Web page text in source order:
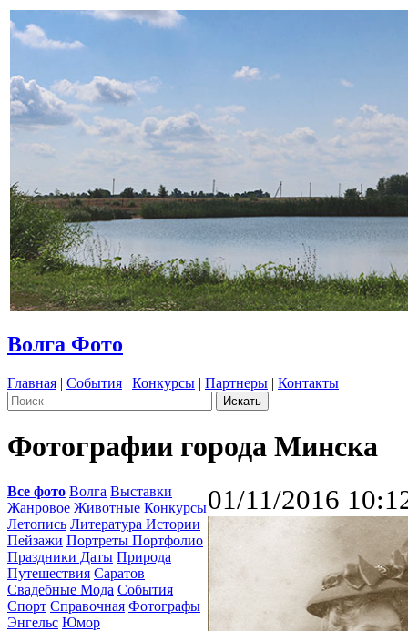
Волга Фото
Главная | События | Конкурсы | Партнеры | Контакты
Фотографии города Минска
Все фото Волга Выставки
Жанровое Животные Конкурсы
Летопись Литература Истории
Пейзажи Портреты Портфолио
Праздники Даты Природа
Путешествия Саратов
Свадебные Мода События
Спорт Справочная Фотографы
Энгельс Юмор
01/11/2016